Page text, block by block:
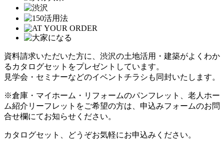
資料請求いただいた方に、渋沢の土地活用・建築がよくわか
るカタログセットをプレゼントしています。
見学会・セミナーなどのイベントチラシも同封いたします。
※倉庫・マイホーム・リフォームのパンフレット、老人ホー
ム紹介リーフレットをご希望の方は、申込みフォームのお問
合せ欄にてお知らせください。
カタログセット、どうぞお気軽にお申込みください。